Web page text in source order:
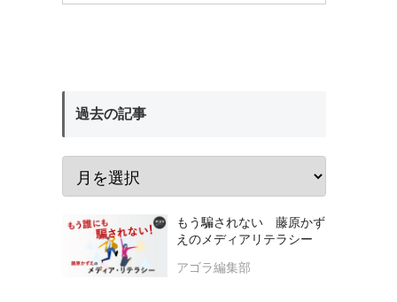
過去の記事
もう騙されない 藤原かず
えのメディアリテラシー
アゴラ編集部